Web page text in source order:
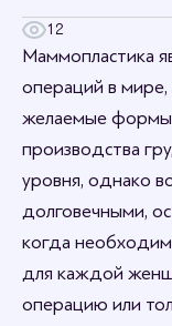
12
Маммопластика
операций в
желаемые
производства
уровня, однако
долговечными,
когда
для каждой
операцию или